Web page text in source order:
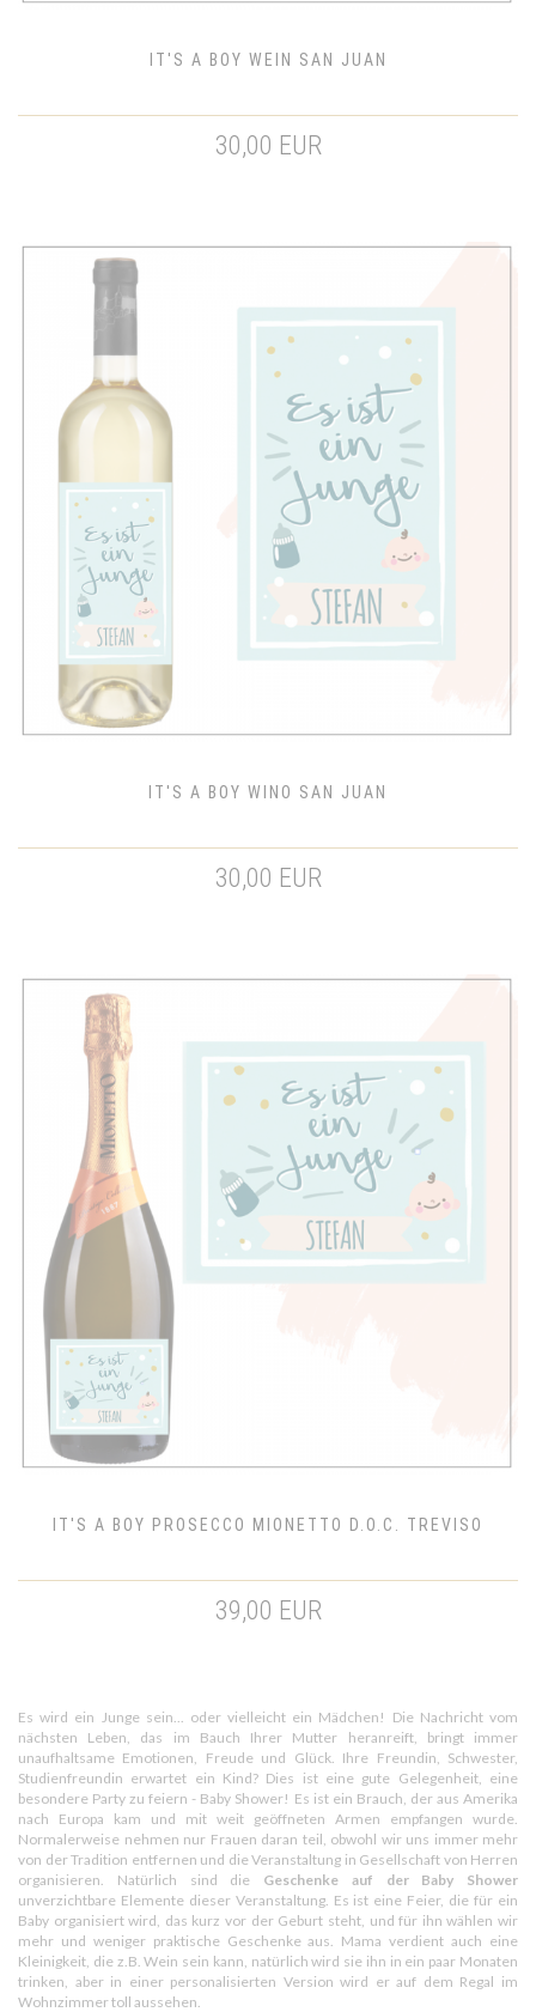
IT'S A BOY WEIN SAN JUAN
30,00 EUR
IT'S A BOY WINO SAN JUAN
30,00 EUR
IT'S A BOY PROSECCO MIONETTO D.O.C. TREVISO
39,00 EUR
Es wird ein Junge sein... oder vielleicht ein Mädchen! Die Nachricht vom
nächsten Leben, das im Bauch Ihrer Mutter heranreift, bringt immer
unaufhaltsame Emotionen, Freude und Glück. Ihre Freundin, Schwester,
Studienfreundin erwartet ein Kind? Dies ist eine gute Gelegenheit, eine
besondere Party zu feiern - Baby Shower! Es ist ein Brauch, der aus Amerika
nach Europa kam und mit weit geöffneten Armen empfangen wurde.
Normalerweise nehmen nur Frauen daran teil, obwohl wir uns immer mehr
von der Tradition entfernen und die Veranstaltung in Gesellschaft von Herren
organisieren. Natürlich sind die Geschenke auf der Baby Shower
unverzichtbare Elemente dieser Veranstaltung. Es ist eine Feier, die für ein
Baby organisiert wird, das kurz vor der Geburt steht, und für ihn wählen wir
mehr und weniger praktische Geschenke aus. Mama verdient auch eine
Kleinigkeit, die z.B. Wein sein kann, natürlich wird sie ihn in ein paar Monaten
trinken, aber in einer personalisierten Version wird er auf dem Regal im
Wohnzimmer toll aussehen.